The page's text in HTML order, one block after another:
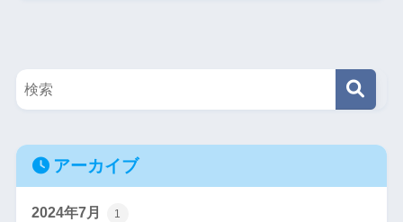
アーカイブ
2024年7月 1